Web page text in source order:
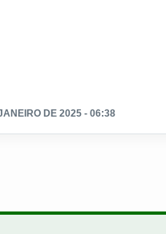
DE 2025 - 06:38